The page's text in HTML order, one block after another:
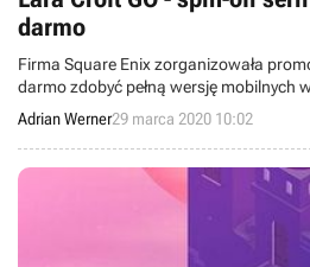
darmo
Firma Square Enix zorganizowała
darmo zdobyć pełną wersję mobilnych
logicznej będącej produkcją poboczną
Adrian Werner29 marca 2020 10:02